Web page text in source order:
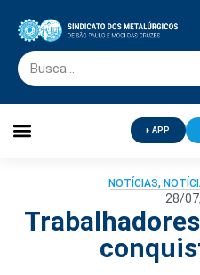
APP
NOTÍCIAS,
28/